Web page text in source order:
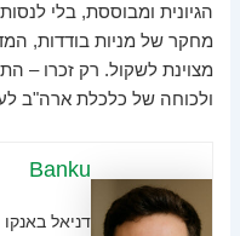
הגיונית ומבוססת, בלי
מחקר של מניות בודדות,
מצוינת לשקול. רק זכרו –
ולכוחה של כלכלת ארה"ב
Banku